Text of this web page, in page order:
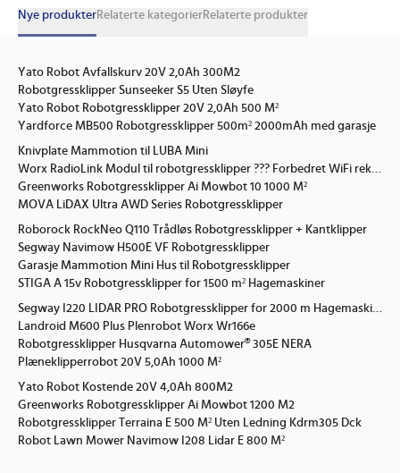
Nye produkterRelaterte kategorierRelaterte produkter
Yato Robot Avfallskurv 20V 2,0Ah 300M2
Robotgressklipper Sunseeker S5 Uten Sløyfe
Yato Robot Robotgressklipper 20V 2,0Ah 500 M²
Yardforce MB500 Robotgressklipper 500m² 2000mAh med garasje
Knivplate Mammotion til LUBA Mini
Worx RadioLink Modul til robotgressklipper ??? Forbedret WiFi rekkevidde opptil 1 km
Greenworks Robotgressklipper Ai Mowbot 10 1000 M²
MOVA LiDAX Ultra AWD Series Robotgressklipper
Roborock RockNeo Q110 Trådløs Robotgressklipper + Kantklipper
Segway Navimow H500E VF Robotgressklipper
Garasje Mammotion Mini Hus til Robotgressklipper
STIGA A 15v Robotgressklipper for 1500 m² Hagemaskiner
Segway I220 LIDAR PRO Robotgressklipper for 2000 m Hagemaskiner
Landroid M600 Plus Plenrobot Worx Wr166e
Robotgressklipper Husqvarna Automower® 305E NERA
Plæneklipperrobot 20V 5,0Ah 1000 M²
Yato Robot Kostende 20V 4,0Ah 800M2
Greenworks Robotgressklipper Ai Mowbot 1200 M2
Robotgressklipper Terraina E 500 M² Uten Ledning Kdrm305 Dck
Robot Lawn Mower Navimow I208 Lidar E 800 M²